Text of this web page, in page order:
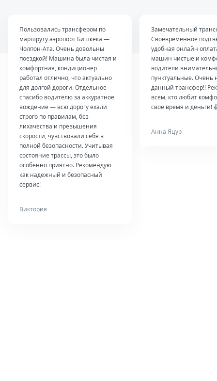
Пользовались трансфером по
маршруту аэропорт Бишкека —
Чолпон-Ата. Очень довольны
поездкой! Машина была чистая и
комфортная, кондиционер
работал отлично, что актуально
для долгой дороги. Отдельное
спасибо водителю за аккуратное
вождение — всю дорогу ехали
строго по правилам, без
лихачества и превышения
скорости, чувствовали себя в
полной безопасности. Учитывая
состояние трассы, это было
особенно приятно. Рекомендую
как надежный и безопасный
сервис!
Виктория
Замечательный
Своевременное
удобная онлайн
машин чистые и
водители
пунктуальные. Очень
данный трансфер!!
всем, кто любит
свое время и деньги!
Анна Яцур